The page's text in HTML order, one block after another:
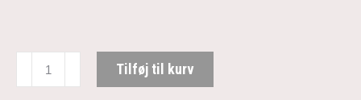
Tilføj til kurv